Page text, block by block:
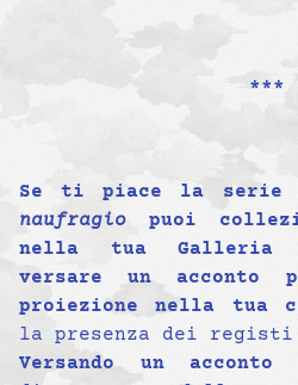
***
Se ti piace la serie
naufragio puoi
nella tua Galleria
versare un acconto
proiezione nella tua
la presenza dei
Versando un